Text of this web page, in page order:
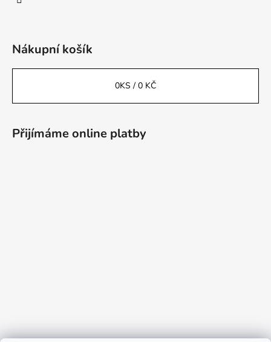
Nákupní košík
0KS / 0 KČ
Přijímáme online platby